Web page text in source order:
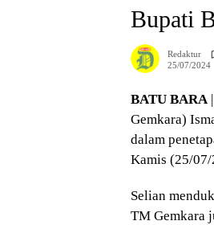
Bupati
Redaktur
25/07/2024
BATU BARA|
Gemkara)
dalam
Kamis (25/07/
Selian
TM Gemkara